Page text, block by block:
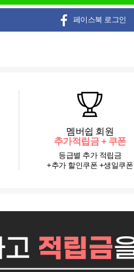
페이스북 로그인
멤버쉽 회원
추가적립금 + 쿠폰
등급별 추가 적립금
+추가 할인쿠폰 +생일쿠폰